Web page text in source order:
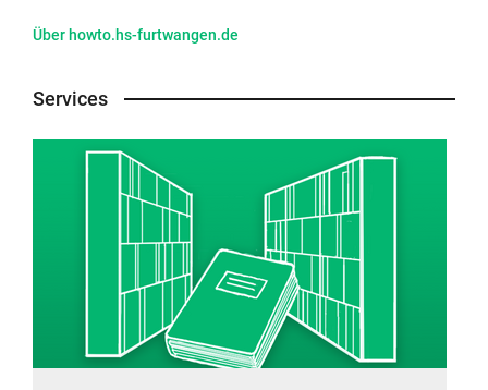
Über howto.hs-furtwangen.de
Services